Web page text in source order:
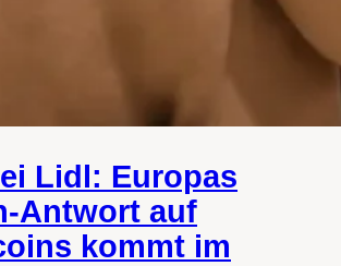
Lidl: Europas
Antwort auf
kommt im